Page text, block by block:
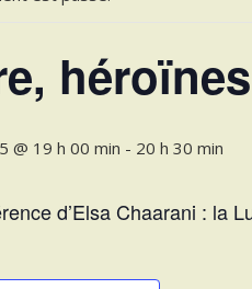
@ 19 h 00 min - 20 h 30 min
d’Elsa Chaarani : la